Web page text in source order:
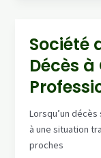
à
Amirat
Société
Décès
Lorsqu’un
à une situation
proches